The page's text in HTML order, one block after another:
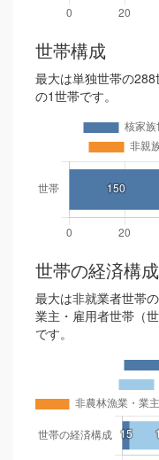
世帯構成
最大は単独世帯の
の1世帯です。
世帯の経済構成
最大は非就業者世帯
業主・雇用者世帯（
です。